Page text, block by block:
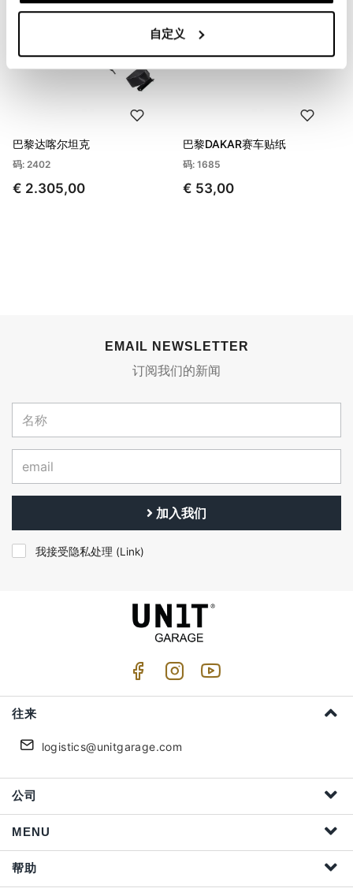
自定义
巴黎达喀尔坦克
码: 2402
€ 2.305,00
巴黎DAKAR赛车贴纸
码: 1685
€ 53,00
EMAIL NEWSLETTER
订阅我们的新闻
加入我们
我接受隐私处理 (Link)
往来
logistics@unitgarage.com
公司
MENU
帮助